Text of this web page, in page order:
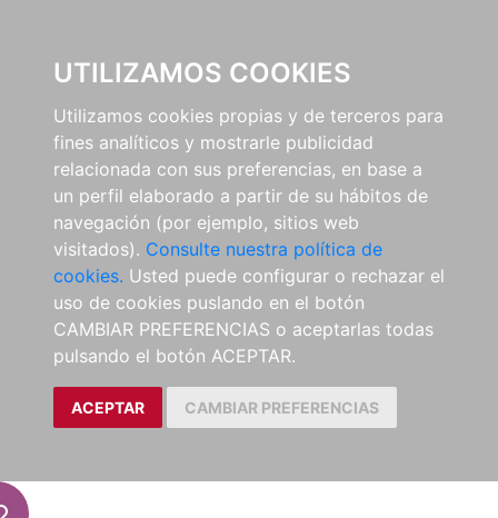
UTILIZAMOS COOKIES
Utilizamos cookies propias y de terceros para
fines analíticos y mostrarle publicidad
relacionada con sus preferencias, en base a
un perfil elaborado a partir de su hábitos de
navegación (por ejemplo, sitios web
visitados). Consulte nuestra política de
cookies. Usted puede configurar o rechazar el
uso de cookies puslando en el botón
CAMBIAR PREFERENCIAS o aceptarlas todas
pulsando el botón ACEPTAR.
ACEPTAR CAMBIAR PREFERENCIAS